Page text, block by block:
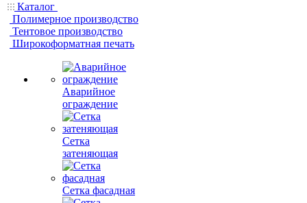
Каталог
Полимерное производство
Тентовое производство
Широкоформатная печать
Аварийное
ограждение
Сетка
затеняющая
Сетка фасадная